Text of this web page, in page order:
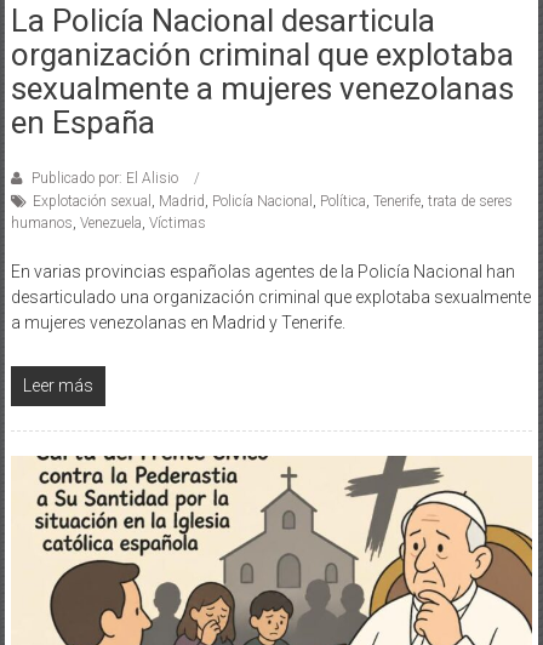
La Policía Nacional desarticula
organización criminal que explotaba
sexualmente a mujeres venezolanas
en España
Publicado por: El Alisio
Explotación sexual , Madrid, Policía Nacional , Política, Tenerife, trata de seres
humanos, Venezuela, Víctimas
En varias provincias españolas agentes de la Policía Nacional han
desarticulado una organización criminal que explotaba sexualmente
a mujeres venezolanas en Madrid y Tenerife.
Leer más